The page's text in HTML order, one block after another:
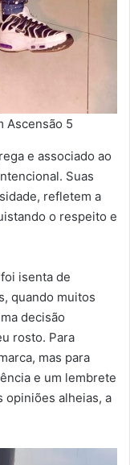
Ascensão 5
e associado ao
Suas
refletem a
o respeito e
isenta de
quando muitos
decisão
rosto. Para
mas para
e um lembrete
opiniões alheias, a